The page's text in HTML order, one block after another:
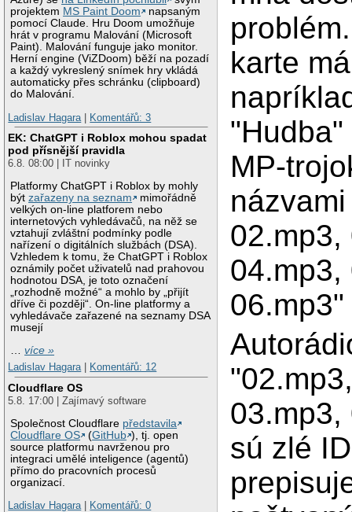
projektem MS Paint Doom
napsaným
pomocí Claude. Hru Doom umožňuje
hrát v programu Malování (Microsoft
Paint). Malování funguje jako monitor.
Herní engine (ViZDoom) běží na pozadí
a každý vykreslený snímek hry vkládá
automaticky přes schránku (clipboard)
do Malování.
Ladislav Hagara
Komentářů: 3
EK: ChatGPT i Roblox mohou spadat
pod přísnější pravidla
6.8. 08:00 | IT novinky
Platformy ChatGPT i Roblox by mohly
býtzařazeny na seznam
mimořádně
velkých on-line platforem nebo
internetových vyhledávačů, na něž se
vztahují zvláštní podmínky podle
nařízení o digitálních službách (DSA).
Vzhledem k tomu, že ChatGPT i Roblox
oznámily počet uživatelů nad prahovou
hodnotou DSA, je toto označení
„rozhodně možné“ a mohlo by „přijít
dříve či později“. On-line platformy a
vyhledávače zařazené na seznamy DSA
musejí
…více »
Ladislav Hagara| Komentářů: 12
Cloudflare OS
5.8. 17:00 | Zajímavý software
Společnost Cloudflare představila
Cloudflare OS
(GitHub ), tj. open
source platformu navrženou pro
integraci umělé inteligence (agentů)
přímo do pracovních procesů
organizací.
Ladislav Hagara| Komentářů: 0
karte
MP-
02.mp3,
04.mp3,
06.mp3"
03.mp3,
sú zlé